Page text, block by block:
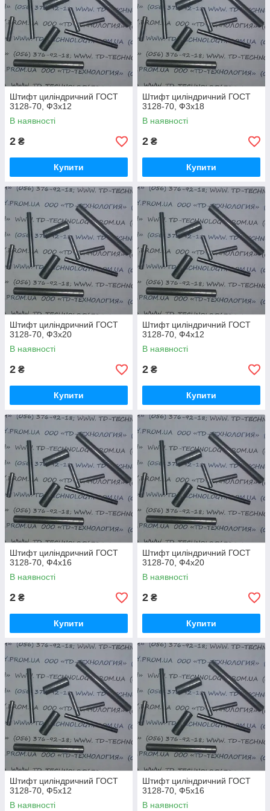
Штифт циліндричний ГОСТ
3128-70, Ф3х12
В наявності
2 ₴
Купити
Штифт циліндричний ГОСТ
3128-70, Ф3х18
В наявності
2 ₴
Купити
Штифт циліндричний ГОСТ
3128-70, Ф3х20
В наявності
2 ₴
Купити
Штифт циліндричний ГОСТ
3128-70, Ф4х12
В наявності
2 ₴
Купити
Штифт циліндричний ГОСТ
3128-70, Ф4х16
В наявності
2 ₴
Купити
Штифт циліндричний ГОСТ
3128-70, Ф4х20
В наявності
2 ₴
Купити
Штифт циліндричний ГОСТ
3128-70, Ф5х12
В наявності
Штифт циліндричний ГОСТ
3128-70, Ф5х16
В наявності